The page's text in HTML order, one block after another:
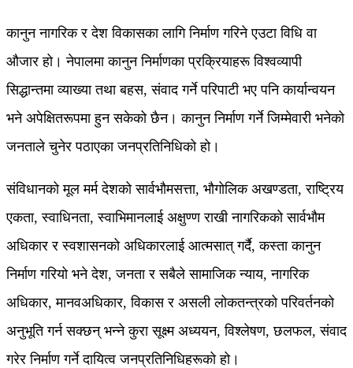
कानुन नागरिक र देश विकासका लागि निर्माण गरिने एउटा विधि वा
औजार हो। नेपालमा कानुन निर्माणका प्रक्रियाहरू विश्वव्यापी
सिद्धान्तमा व्याख्या तथा बहस, संवाद गर्ने परिपाटी भए पनि कार्यान्वयन
भने अपेक्षितरूपमा हुन सकेको छैन। कानुन निर्माण गर्ने जिम्मेवारी भनेको
जनताले चुनेर पठाएका जनप्रतिनिधिको हो।
संविधानको मूल मर्म देशको सार्वभौमसत्ता, भौगोलिक अखण्डता, राष्ट्रिय
एकता, स्वाधिनता, स्वाभिमानलाई अक्षुण्ण राखी नागरिकको सार्वभौम
अधिकार र स्वशासनको अधिकारलाई आत्मसात् गर्दै, कस्ता कानुन
निर्माण गरियो भने देश, जनता र सबैले सामाजिक न्याय, नागरिक
अधिकार, मानवअधिकार, विकास र असली लोकतन्त्रको परिवर्तनको
अनुभूति गर्न सक्छन् भन्ने कुरा सूक्ष्म अध्ययन, विश्लेषण, छलफल, संवाद
गरेर निर्माण गर्ने दायित्व जनप्रतिनिधिहरूको हो।